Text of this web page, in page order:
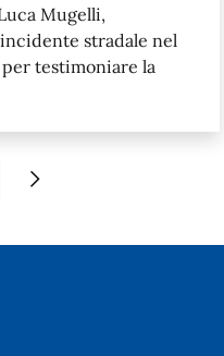
Mugelli,
stradale nel
testimoniare la
attuale
Pagina successiva